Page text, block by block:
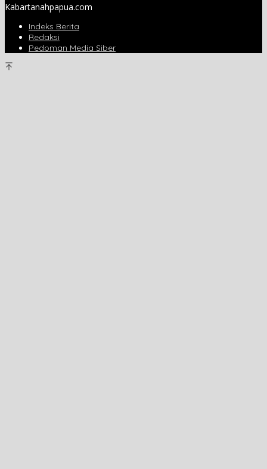
Kabartanahpapua.com
Indeks Berita
Redaksi
Pedoman Media Siber